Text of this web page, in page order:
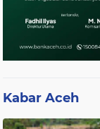
Kabar Aceh